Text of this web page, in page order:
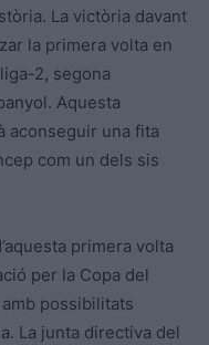
La victòria davant
la primera volta en
2, segona
Aquesta
aconseguir una fita
com un dels sis
primera volta
per la Copa del
possibilitats
La junta directiva del